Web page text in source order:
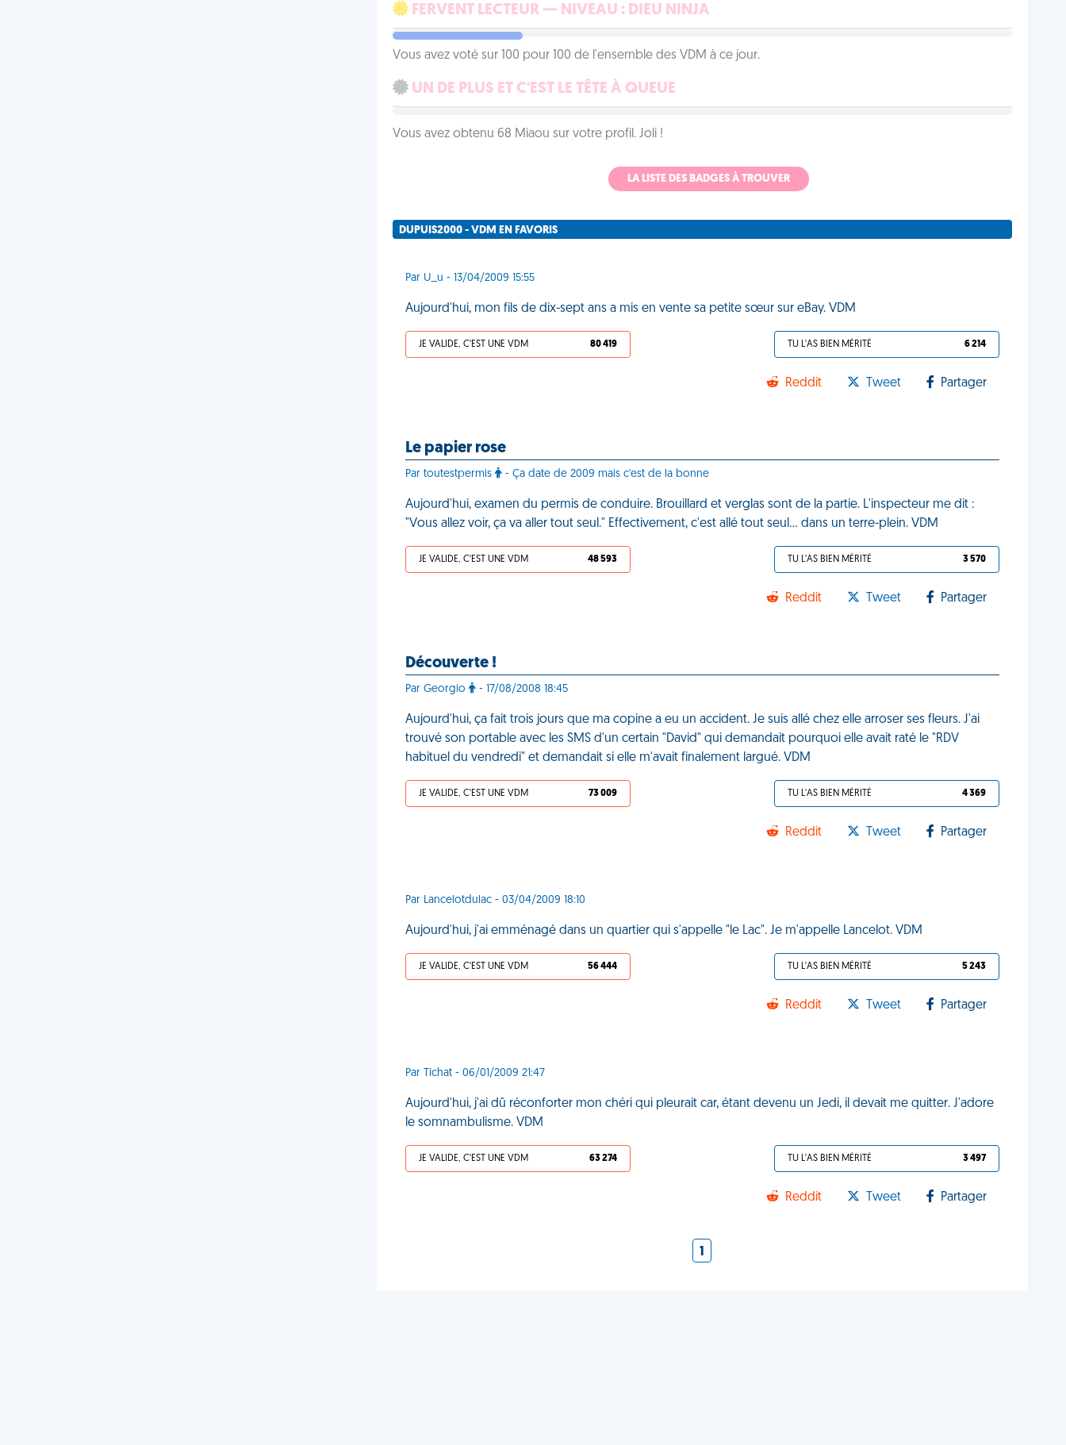
FERVENT LECTEUR — NIVEAU : DIEU NINJA
Vous avez voté sur 100 pour 100 de l'ensemble des VDM à ce jour.
UN DE PLUS ET C'EST LE TÊTE À QUEUE
Vous avez obtenu 68 Miaou sur votre profil. Joli !
LA LISTE DES BADGES À TROUVER
DUPUIS2000 - VDM EN FAVORIS
Par U_u - 13/04/2009 15:55
Aujourd'hui, mon fils de dix-sept ans a mis en vente sa petite sœur sur eBay. VDM
JE VALIDE, C'EST UNE VDM 80 419 TU L'AS BIEN MÉRITÉ 6 214
Reddit Tweet Partager
Le papier rose
Par toutestpermis - Ça date de 2009 mais c'est de la bonne
Aujourd'hui, examen du permis de conduire. Brouillard et verglas sont de la partie. L'inspecteur me dit :
"Vous allez voir, ça va aller tout seul." Effectivement, c'est allé tout seul... dans un terre-plein. VDM
JE VALIDE, C'EST UNE VDM 48 593 TU L'AS BIEN MÉRITÉ 3 570
Reddit Tweet Partager
Découverte !
Par Georgio - 17/08/2008 18:45
Aujourd'hui, ça fait trois jours que ma copine a eu un accident. Je suis allé chez elle arroser ses fleurs. J'ai
trouvé son portable avec les SMS d'un certain "David" qui demandait pourquoi elle avait raté le "RDV
habituel du vendredi" et demandait si elle m'avait finalement largué. VDM
JE VALIDE, C'EST UNE VDM 73 009 TU L'AS BIEN MÉRITÉ 4 369
Reddit Tweet Partager
Par Lancelotdulac - 03/04/2009 18:10
Aujourd'hui, j'ai emménagé dans un quartier qui s'appelle "le Lac". Je m'appelle Lancelot. VDM
JE VALIDE, C'EST UNE VDM 56 444 TU L'AS BIEN MÉRITÉ 5 243
Reddit Tweet Partager
Par Tichat - 06/01/2009 21:47
Aujourd'hui, j'ai dû réconforter mon chéri qui pleurait car, étant devenu un Jedi, il devait me quitter. J'adore
le somnambulisme. VDM
JE VALIDE, C'EST UNE VDM 63 274 TU L'AS BIEN MÉRITÉ 3 497
Reddit Tweet Partager
1